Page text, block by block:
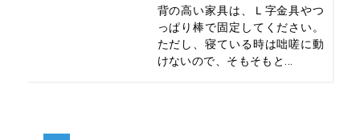
背の高い家具は、Ｌ字金具やつ
っぱり棒で固定してください。
ただし、寝ている時は咄嗟に動
けないので、そもそもと...